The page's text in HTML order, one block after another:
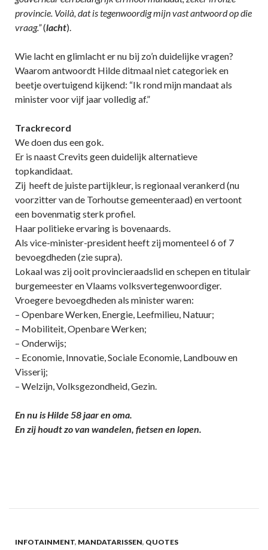
provincie. Voilà, dat is tegenwoordig mijn vast antwoord op die
vraag.”(lacht).
Wie lacht en glimlacht er nu bij zo’n duidelijke vragen?
Waarom antwoordt Hilde ditmaal niet categoriek en
beetje overtuigend kijkend: “Ik rond mijn mandaat als
minister voor vijf jaar volledig af.”
Trackrecord
We doen dus een gok.
Er is naast Crevits geen duidelijk alternatieve
topkandidaat.
Zij heeft de juiste partijkleur, is regionaal verankerd (nu
voorzitter van de Torhoutse gemeenteraad) en vertoont
een bovenmatig sterk profiel.
Haar politieke ervaring is bovenaards.
Als vice-minister-president heeft zij momenteel 6 of 7
bevoegdheden (zie supra).
Lokaal was zij ooit provincieraadslid en schepen en titulair
burgemeester en Vlaams volksvertegenwoordiger.
Vroegere bevoegdheden als minister waren:
– Openbare Werken, Energie, Leefmilieu, Natuur;
– Mobiliteit, Openbare Werken;
– Onderwijs;
– Economie, Innovatie, Sociale Economie, Landbouw en
Visserij;
– Welzijn, Volksgezondheid, Gezin.
En nu is Hilde 58 jaar en oma.
En zij houdt zo van wandelen, fietsen en lopen.
INFOTAINMENT, MANDATARISSEN, QUOTES